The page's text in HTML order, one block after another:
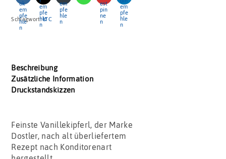
Schlagwort:LTC
Beschreibung
Zusätzliche Information
Druckstandskizzen
Feinste Vanillekipferl, der Marke
Dostler, nach alt überliefertem
Rezept nach Konditorenart